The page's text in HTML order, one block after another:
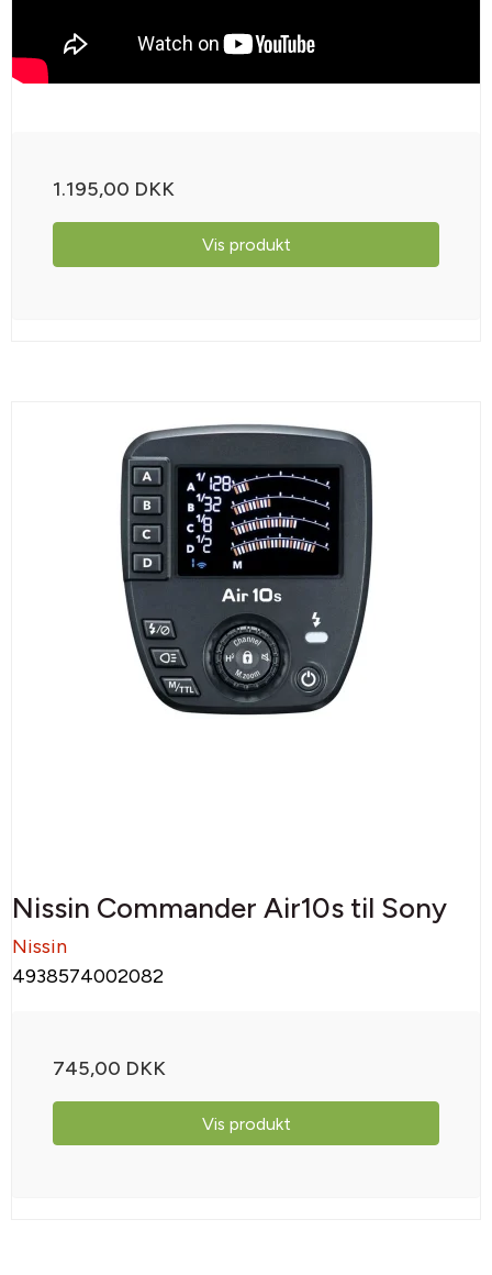
1.195,00 DKK
Vis produkt
Nissin Commander Air10s til Sony
Nissin
4938574002082
745,00 DKK
Vis produkt